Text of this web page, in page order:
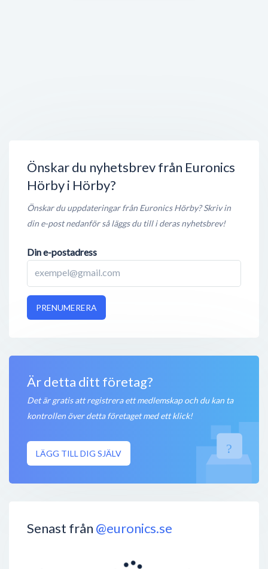
Önskar du nyhetsbrev från Euronics
Hörby i Hörby?
Önskar du uppdateringar från Euronics Hörby? Skriv in
din e-post nedanför så läggs du till i deras nyhetsbrev!
Din e-postadress
PRENUMERERA
Är detta ditt företag?
Det är gratis att registrera ett medlemskap och du kan ta
kontrollen över detta företaget med ett klick!
LÄGG TILL DIG SJÄLV
Senast från @euronics.se